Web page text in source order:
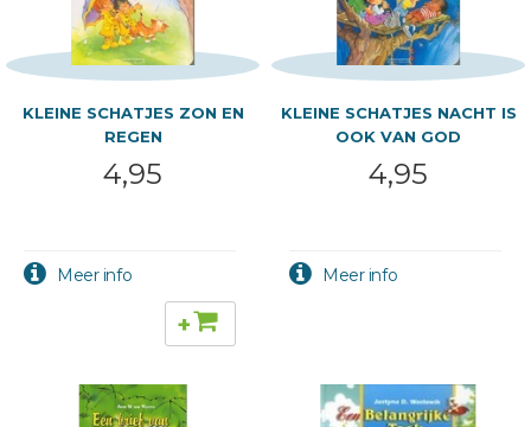
KLEINE SCHATJES ZON EN
REGEN
4,95
+
KLEINE SCHATJES NACHT IS
OOK VAN GOD
4,95